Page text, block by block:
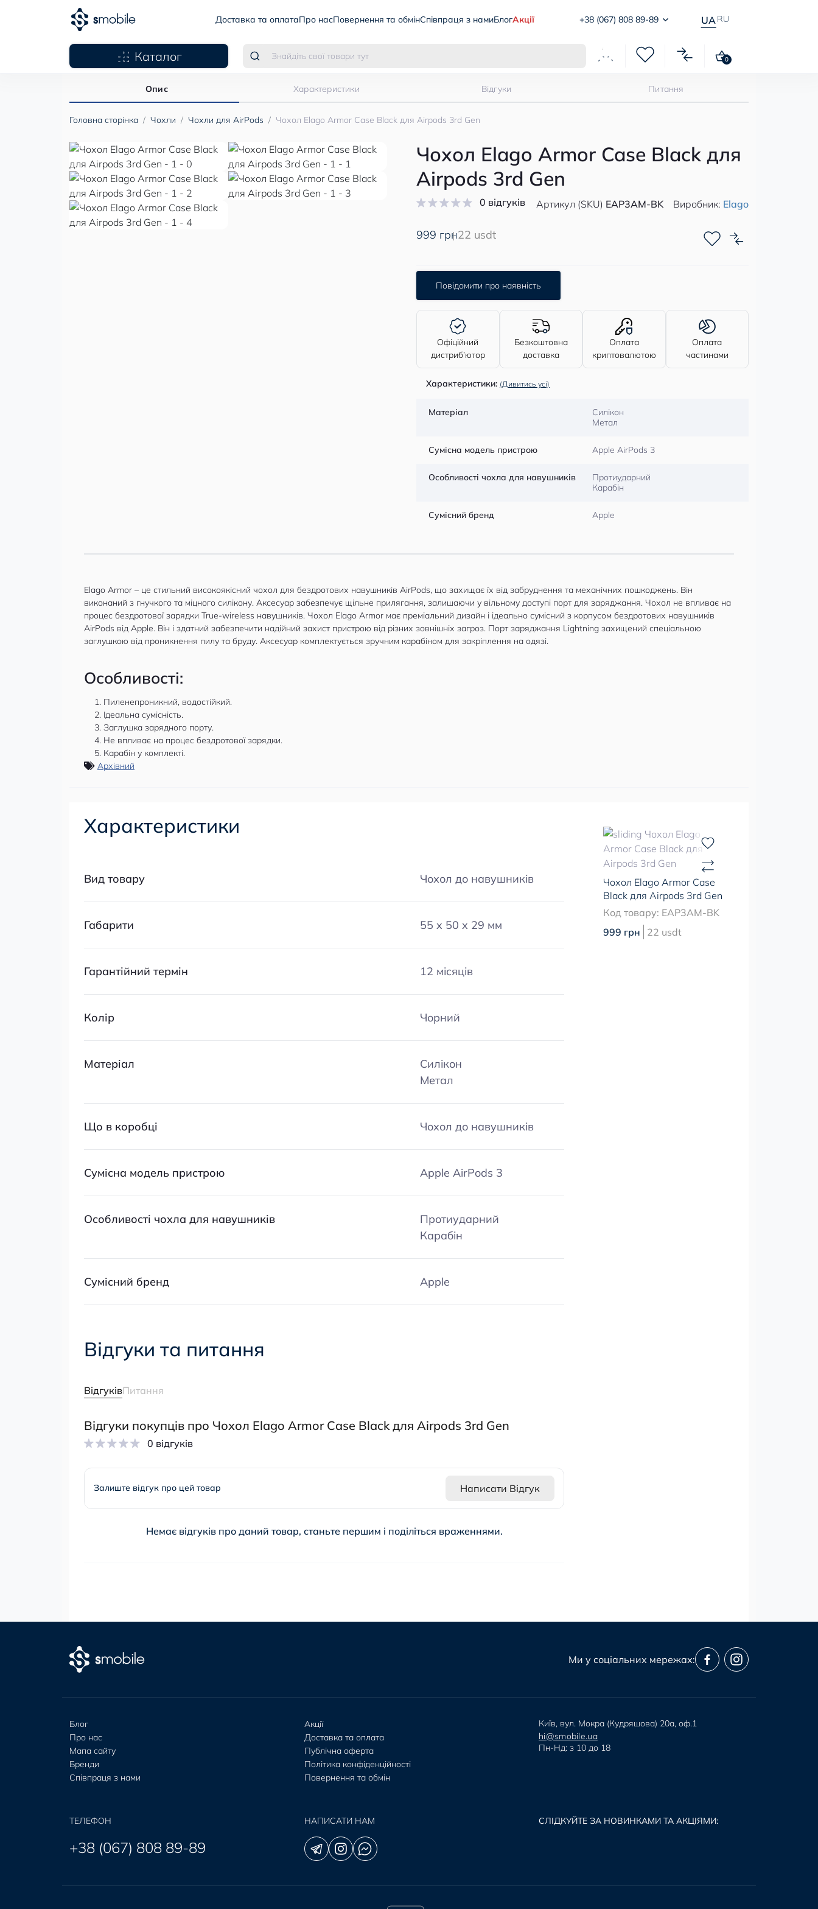
Доставка та оплатаПро насПовернення та обмінСпівпраця з намиБлогАкції +38 (067) 808 89-89 UA RU
Каталог 0
Головна сторінка Чохли Чохли для AirPods Чохол Elago Armor Case Black для Airpods 3rd Gen
Опис Характеристики Відгуки Питання
Чохол Elago Armor Case Black для
Airpods 3rd Gen
0 відгуків Артикул (SKU) EAP3AM-BK Виробник: Elago
999 грн22 usdt
Повідомити про наявність
Офіційний
дистриб’ютор
Безкоштовна
доставка
Оплата
криптовалютою
Оплата
частинами
Характеристики: (Дивитись усі)
Матеріал
Силікон
Метал
Сумісна модель пристрою Apple AirPods 3
Особливості чохла для навушників
Протиударний
Карабін
Сумісний бренд Apple
Elago Armor – це стильний високоякісний чохол для бездротових навушників AirPods, що захищає їх від забруднення та механічних пошкоджень. Він
виконаний з гнучкого та міцного силікону. Аксесуар забезпечує щільне прилягання, залишаючи у вільному доступі порт для заряджання. Чохол не впливає на
процес бездротової зарядки True-wireless навушників. Чохол Elago Armor має преміальний дизайн і ідеально сумісний з корпусом бездротових навушників
AirPods від Apple. Він і здатний забезпечити надійний захист пристрою від різних зовнішніх загроз. Порт заряджання Lightning захищений спеціальною
заглушкою від проникнення пилу та бруду. Аксесуар комплектується зручним карабіном для закріплення на одязі.
Особливості:
Пиленепроникний, водостійкий.
Ідеальна сумісність.
Заглушка зарядного порту.
Не впливає на процес бездротової зарядки.
Карабін у комплекті.
Архівний
Характеристики
Вид товару Чохол до навушників
Габарити 55 x 50 x 29 мм
Гарантійний термін 12 місяців
Колір Чорний
Матеріал
Силікон
Метал
Що в коробці Чохол до навушників
Сумісна модель пристрою Apple AirPods 3
Особливості чохла для навушників
Протиударний
Карабін
Сумісний бренд Apple
Відгуки та питання
ВідгуківПитання
Відгуки покупців про Чохол Elago Armor Case Black для Airpods 3rd Gen
0 відгуків
Залиште відгук про цей товар Написати Відгук
Немає відгуків про даний товар, станьте першим і поділіться враженнями.
Чохол Elago Armor Case
Black для Airpods 3rd Gen
Код товару: EAP3AM-BK
999 грн
22 usdt
Ми у соціальних мережах:
Блог
Про нас
Мапа сайту
Бренди
Співпраця з нами
Акції
Доставка та оплата
Публічна оферта
Політика конфіденційності
Повернення та обмін
Київ, вул. Мокра (Кудряшова) 20а, оф.1
hi@smobile.ua
Пн-Нд: з 10 до 18
ТЕЛЕФОН
+38 (067) 808 89-89
НАПИСАТИ НАМ СЛІДКУЙТЕ ЗА НОВИНКАМИ ТА АКЦІЯМИ: